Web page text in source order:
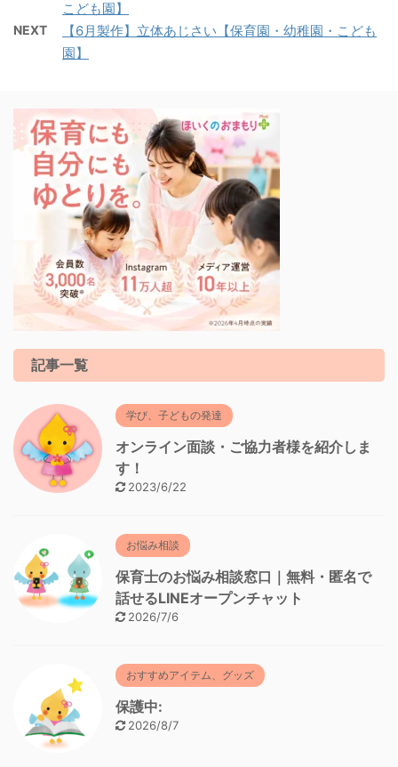
こども園】
NEXT
【6月製作】立体あじさい【保育園・幼稚園・こども
園】
記事一覧
学び、子どもの発達
オンライン面談・ご協力者様を紹介しま
す！
2023/6/22
お悩み相談
保育士のお悩み相談窓口｜無料・匿名で
話せるLINEオープンチャット
2026/7/6
おすすめアイテム、グッズ
保護中:
2026/8/7